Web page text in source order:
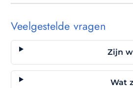
Veelgestelde vragen
Zijn
Wat